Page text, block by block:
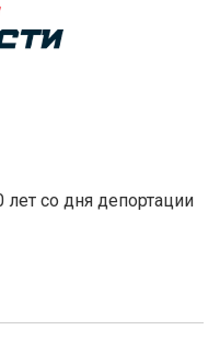
со дня депортации